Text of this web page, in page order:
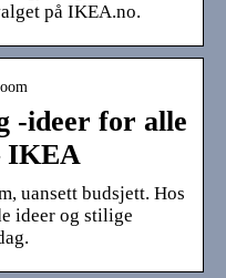
på IKEA.no.
-ideer for alle
IKEA
uansett budsjett. Hos
ideer og stilige